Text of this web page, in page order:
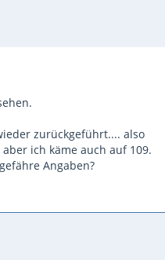
zurückgeführt.... also
ich käme auch auf 109.
Angaben?